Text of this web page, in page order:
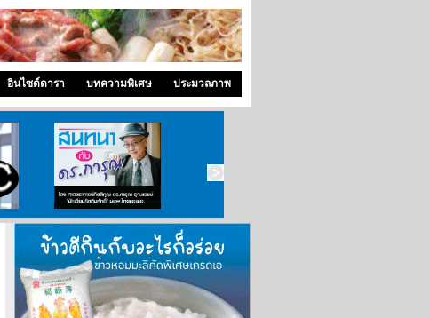
อินไซด์ดารา บทความพิเศษ ประมวลภาพ
สนทนากับ ดร.การุณ